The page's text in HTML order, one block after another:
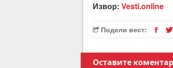
Извор: Vesti.online
Подели вест:
Оставите коментар